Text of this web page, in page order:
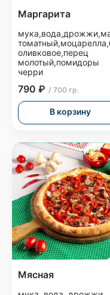
Маргарита
оливковое,перец
молотый,помидоры
черри
790 ₽ / 700 гр.
В корзину
Мясная